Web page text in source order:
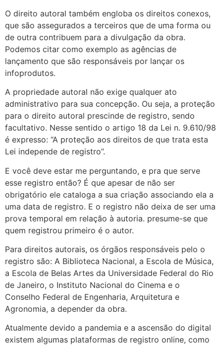
O direito autoral também engloba os direitos conexos,
que são assegurados a terceiros que de uma forma ou
de outra contribuem para a divulgação da obra.
Podemos citar como exemplo as agências de
lançamento que são responsáveis por lançar os
infoprodutos.
A propriedade autoral não exige qualquer ato
administrativo para sua concepção. Ou seja, a proteção
para o direito autoral prescinde de registro, sendo
facultativo. Nesse sentido o artigo 18 da Lei n. 9.610/98
é expresso: “A proteção aos direitos de que trata esta
Lei independe de registro”.
E você deve estar me perguntando, e pra que serve
esse registro então? É que apesar de não ser
obrigatório ele cataloga a sua criação associando ela a
uma data de registro. E o registro não deixa de ser uma
prova temporal em relação à autoria. presume-se que
quem registrou primeiro é o autor.
Para direitos autorais, os órgãos responsáveis pelo o
registro são: A Biblioteca Nacional, a Escola de Música,
a Escola de Belas Artes da Universidade Federal do Rio
de Janeiro, o Instituto Nacional do Cinema e o
Conselho Federal de Engenharia, Arquitetura e
Agronomia, a depender da obra.
Atualmente devido a pandemia e a ascensão do digital
existem algumas plataformas de registro online, como